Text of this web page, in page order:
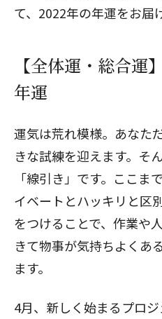
て、2022年の年運をお届
【全体運・総合運
年運
運気は荒れ模様。あなた
きな試練を迎えます。そ
「線引き」です。ここま
イベートとハッキリと区
をつけることで、作業や
きて物事が気持ちよくあ
ます。
4月、新しく始まるプロ